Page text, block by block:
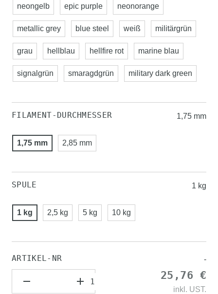
neongelb epic purple neonorange
metallic grey blue steel weiß militärgrün
grau hellblau hellfire rot marine blau
signalgrün smaragdgrün military dark green
FILAMENT-DURCHMESSER 1,75 mm
1,75 mm 2,85 mm
SPULE 1 kg
1 kg 2,5 kg 5 kg 10 kg
ARTIKEL-NR -
25,76 €
inkl. UST.